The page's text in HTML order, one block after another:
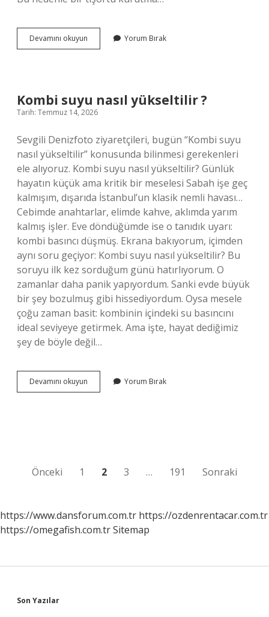
Devamını okuyun
kurutmaya
Yorum Bırak
Kombi suyu nasıl yükseltilir ?
Tarih: Temmuz 14, 2026
Sevgili Denizfoto ziyaretçileri, bugün “Kombi suyu
nasıl yükseltilir” konusunda bilinmesi gerekenleri
ele alıyoruz. Kombi suyu nasıl yükseltilir? Günlük
hayatın küçük ama kritik bir meselesi Sabah işe geç
kalmışım, dışarıda İstanbul’un klasik nemli havası…
Cebimde anahtarlar, elimde kahve, aklımda yarım
kalmış işler. Eve döndüğümde ise o tanıdık uyarı:
kombi basıncı düşmüş. Ekrana bakıyorum, içimden
aynı soru geçiyor: Kombi suyu nasıl yükseltilir? Bu
soruyu ilk kez sorduğum günü hatırlıyorum. O
zamanlar daha panik yapıyordum. Sanki evde büyük
bir şey bozulmuş gibi hissediyordum. Oysa mesele
çoğu zaman basit: kombinin içindeki su basıncını
ideal seviyeye getirmek. Ama işte, hayat dediğimiz
şey de böyle değil…
Devamını okuyun
suyu
Yorum Bırak
Yazı
Önceki 1 2 3 … 191 Sonraki
https://www.dansforum.com.tr https://ozdenrentacar.com.tr
https://omegafish.com.trSitemap
Sidebar
Son Yazılar